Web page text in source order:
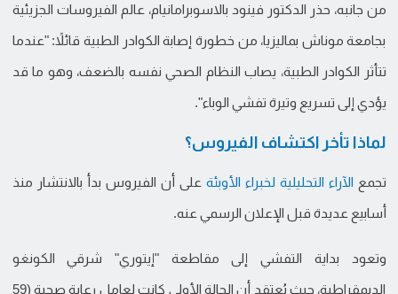
من جانبه، حذر الدكتور فينود بالاسوبرامانيام، عالم الفيروسات الجزيئية
بجامعة موناش بماليزيا، من خطورة إصابة الكوادر الطبية قائلاً: "عندما
تتأثر الكوادر الطبية، يصاب النظام الصحي نفسه بالضعف، وهو ما قد
يؤدي إلى تسريع وتيرة تفشي الوباء".
لماذا تأخر اكتشاف الفيروس؟
تجمع الآراء التحليلية لخبراء الأوبئة على أن الفيروس بدأ بالانتشار منذ
أسابيع عديدة قبل الإعلان الرسمي عنه.
وتعود بداية التفشي إلى مقاطعة "إيتوري" شرقي الكونغو
الديمقراطية، حيث يُعتقد أن الحالة الأولى كانت لعامل رعاية صحية (59